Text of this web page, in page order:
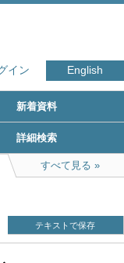
イン English
新着資料
詳細検索
すべて見る
テキストで保存